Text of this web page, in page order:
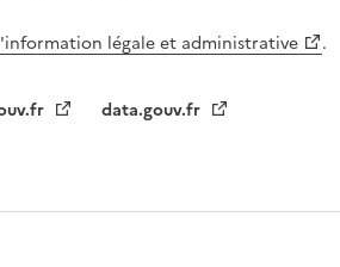
légale et administrative .
data.gouv.fr